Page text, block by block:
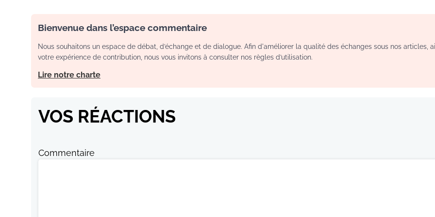
Bienvenue dans l’espace commentaire
Nous souhaitons un espace de débat, d’échange et de dialogue. Afin d'améliorer la qualité des échanges sous nos articles,
votre expérience de contribution, nous vous invitons à consulter nos règles d’utilisation.
Lire notre charte
VOS RÉACTIONS
Commentaire